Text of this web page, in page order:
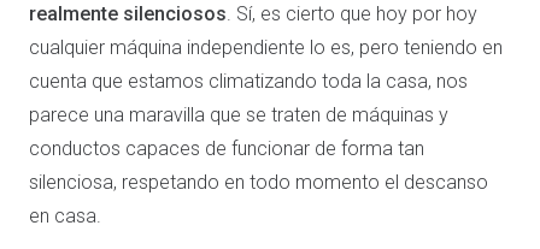
realmente silenciosos. Sí, es cierto que hoy por hoy
cualquier máquina independiente lo es, pero teniendo en
cuenta que estamos climatizando toda la casa, nos
parece una maravilla que se traten de máquinas y
conductos capaces de funcionar de forma tan
silenciosa, respetando en todo momento el descanso
en casa.